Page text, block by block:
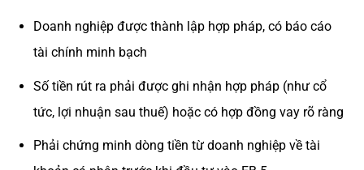
Doanh nghiệp được thành lập hợp pháp, có báo cáo
tài chính minh bạch
Số tiền rút ra phải được ghi nhận hợp pháp (như cổ
tức, lợi nhuận sau thuế) hoặc có hợp đồng vay rõ ràng
Phải chứng minh dòng tiền từ doanh nghiệp về tài